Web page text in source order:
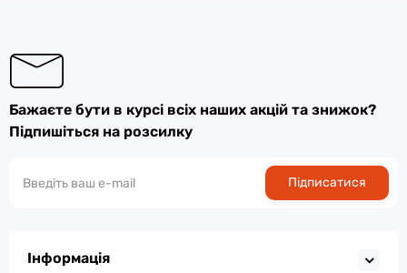
Бажаєте бути в курсі всіх наших акцій та знижок?
Підпишіться на розсилку
Підписатися
Інформація